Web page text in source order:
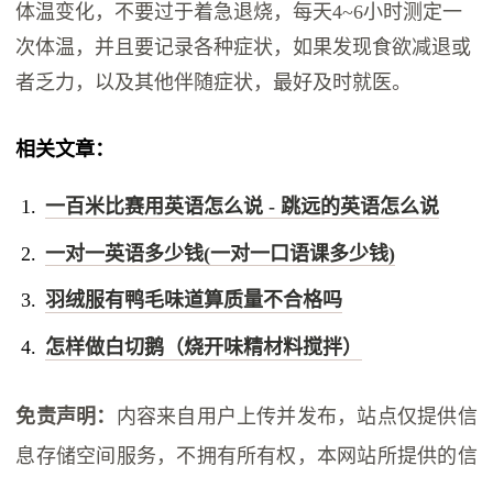
体温变化，不要过于着急退烧，每天4~6小时测定一
次体温，并且要记录各种症状，如果发现食欲减退或
者乏力，以及其他伴随症状，最好及时就医。
相关文章：
一百米比赛用英语怎么说 - 跳远的英语怎么说
一对一英语多少钱(一对一口语课多少钱)
羽绒服有鸭毛味道算质量不合格吗
怎样做白切鹅（烧开味精材料搅拌）
免责声明： 内容来自用户上传并发布，站点仅提供信
息存储空间服务，不拥有所有权，本网站所提供的信